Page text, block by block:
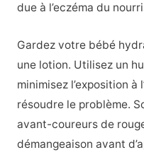
due à l’eczéma du
Gardez votre bébé
une lotion. Utilisez un
minimisez l’exposition
résoudre le problème.
avant-coureurs de
démangeaison avant